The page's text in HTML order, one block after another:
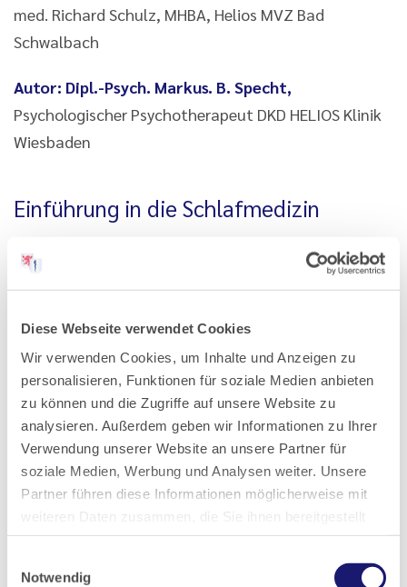
Diese Webseite verwendet Cookies
Wir verwenden Cookies, um Inhalte und Anzeigen zu
personalisieren, Funktionen für soziale Medien anbieten
zu können und die Zugriffe auf unsere Website zu
analysieren. Außerdem geben wir Informationen zu Ihrer
Verwendung unserer Website an unsere Partner für
soziale Medien, Werbung und Analysen weiter. Unsere
Partner führen diese Informationen möglicherweise mit
weiteren Daten zusammen, die Sie ihnen bereitgestellt
haben oder die sie im Rahmen Ihrer Nutzung der Dienste
Notwendig
med. Richard Schulz, MHBA, Helios MVZ Bad
Schwalbach
Autor: Dipl.-Psych. Markus. B. Specht,
Psychologischer Psychotherapeut DKD HELIOS Klinik
Wiesbaden
Einführung in die Schlafmedizin
Termine:
05.05.2025-07.06.2025
Information und Anmeldung:
Christina Ittner
Fon: 06032 782–223
E-Mail:christina.ittner@laekh.de
Weitere Infos finden Sie imVeranstaltungskalender
der Akademie.